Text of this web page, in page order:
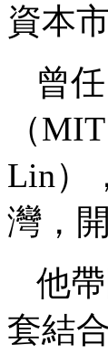
資本
曾
（
Lin）
灣，
他
套結